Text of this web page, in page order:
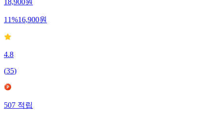
18,900원
11%16,900원
4.8
(35)
507적립